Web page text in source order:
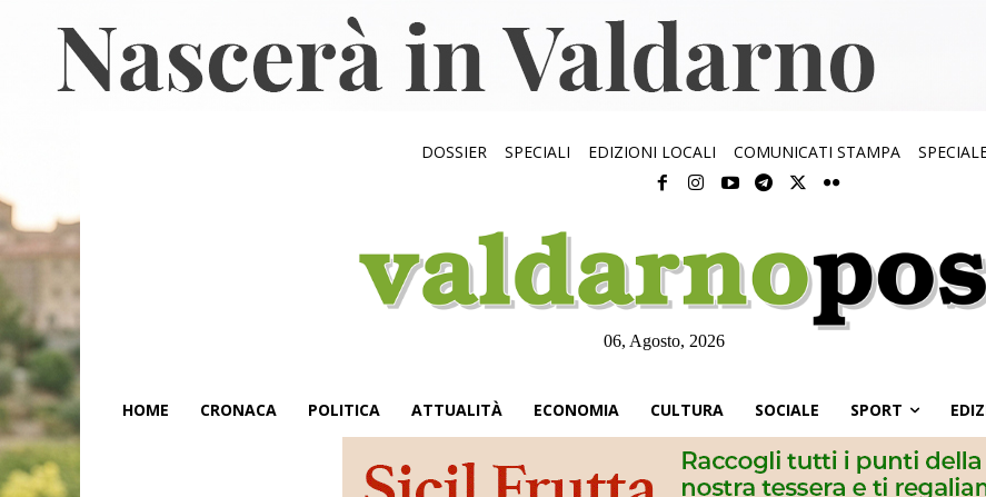
DOSSIER SPECIALI EDIZIONI LOCALI COMUNICATI STAMPA
06, Agosto, 2026
HOME CRONACA POLITICA ATTUALITÀ ECONOMIA CULTURA SOCIALE SPORT